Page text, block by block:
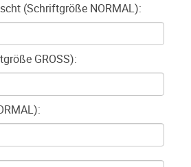
(Schriftgröße NORMAL):
GROSS):